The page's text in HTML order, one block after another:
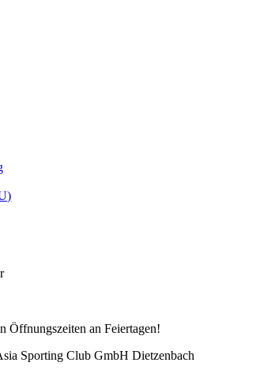
Öffnungszeiten an Feiertagen!
Sporting Club GmbH Dietzenbach